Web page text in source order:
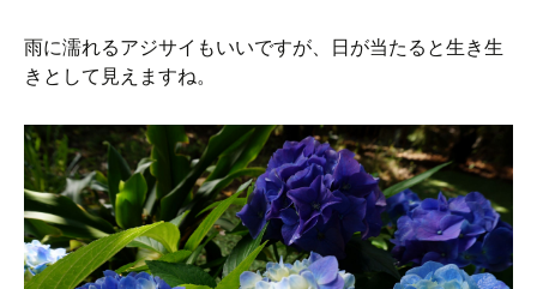
雨に濡れるアジサイもいいですが、日が当たると生き生
きとして見えますね。